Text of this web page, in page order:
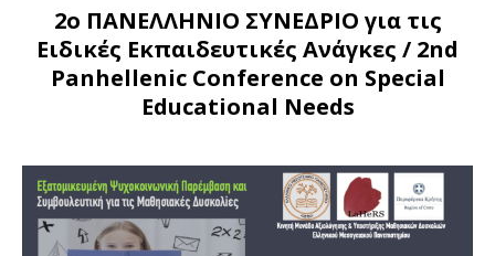
2ο ΠΑΝΕΛΛΗΝΙΟ ΣΥΝΕΔΡΙΟ για τις
Ειδικές Εκπαιδευτικές Ανάγκες / 2nd
Panhellenic Conference on Special
Educational Needs